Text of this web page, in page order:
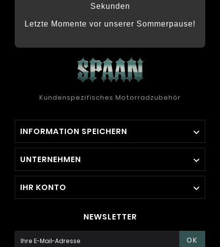
Sekunden
Letzte Momente vor unserer Sommerpause!
Kundenspezifisches Motorradzubehör
INFORMATION SPEICHERN 
UNTERNEHMEN 
IHR KONTO 
NEWSLETTER
OK